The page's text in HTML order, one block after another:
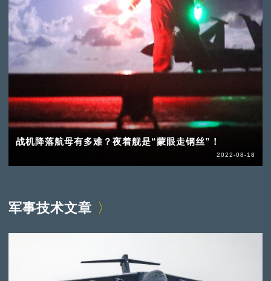
战机降落航母有多难？夜着舰是“蒙眼走钢丝”！
2022-08-18
军事技术文章